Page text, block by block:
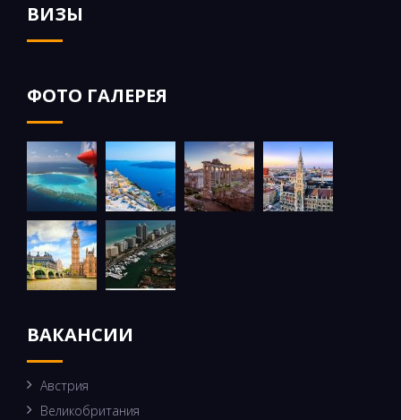
ВИЗЫ
ФОТО ГАЛЕРЕЯ
ВАКАНСИИ
Австрия
Великобритания